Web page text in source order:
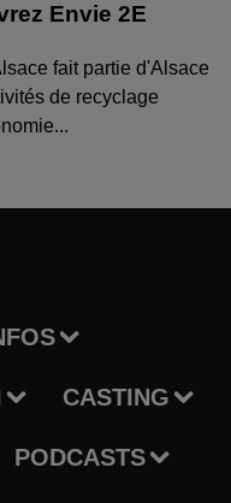
Envie 2E
fait partie d'Alsace
de recyclage
CASTING
PODCASTS